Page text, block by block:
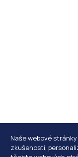
Naše webové
zkušenosti,